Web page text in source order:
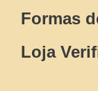
Formas
Loja